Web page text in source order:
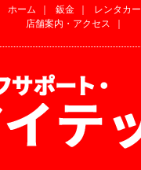
ホーム ｜ 鈑金 ｜ レンタカー
店舗案内・アクセス
｜